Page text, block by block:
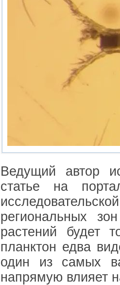
Ведущий автор
статье на
региональных
растений будет
планктон едва
один из самых
напрямую влияет